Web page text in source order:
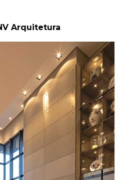
Arquitetura